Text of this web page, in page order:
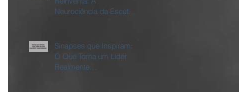
Neurociência da Escuta,
Sinapses que Inspiram:
O Que Torna um Líder
Realmente